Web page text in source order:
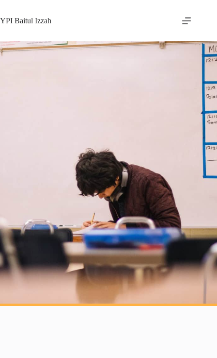
YPI Baitul Izzah